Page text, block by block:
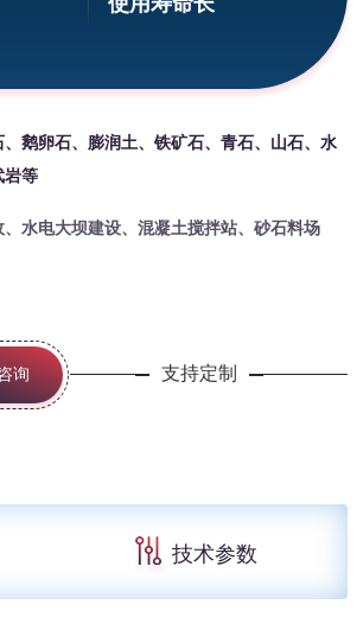
鹅卵石、膨润土、铁矿石、青石、山石、水
岩等
水电大坝建设、混凝土搅拌站、砂石料场
询 支持定制
技术参数